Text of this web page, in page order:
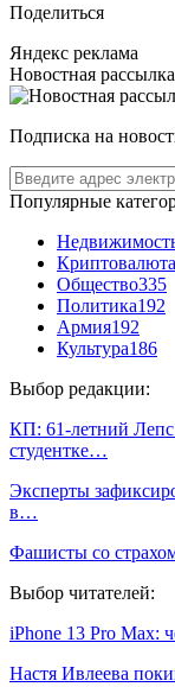
Поделиться
Яндекс реклама
Новостная рассылка
Подписка на
Популярные
Криптовалюта
Общество335
Политика192
Армия192
Культура186
Выбор редакции:
КП: 61-летний Лепс
студентке…
Эксперты
в…
Фашисты со
Выбор читателей:
iPhone 13 Pro Max:
Настя Ивлеева